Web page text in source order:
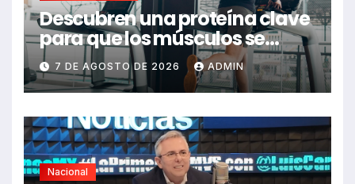
Descubren una proteína clave
para que los músculos se
regeneren: el hallazgo abre
nuevas esperanzas contra
enfermedades y el cáncer
7 DE AGOSTO DE 2026 ADMIN
Nacional